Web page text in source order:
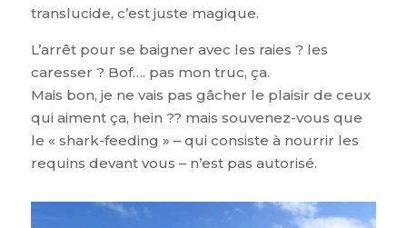
translucide, c’est juste magique.
L’arrêt pour se baigner avec les raies ? les
caresser ? Bof…. pas mon truc, ça.
Mais bon, je ne vais pas gâcher le plaisir de ceux
qui aiment ça, hein ?? mais souvenez-vous que
le « shark-feeding » – qui consiste à nourrir les
requins devant vous – n’est pas autorisé.